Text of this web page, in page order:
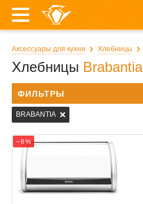
Аксессуары для кухни Хлебницы
Хлебницы Brabantia
ФИЛЬТРЫ
BRABANTIA
− 8 %